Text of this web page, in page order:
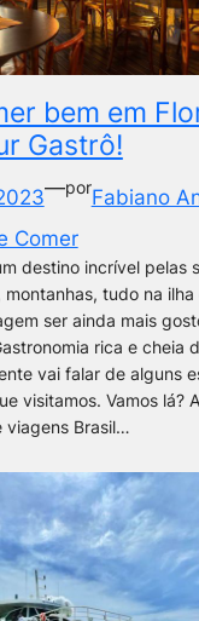
bem em
Gastrô!
—porFabiano
Comer
destino incrível pelas
montanhas, tudo na
ser ainda mais
rica e cheia
vai falar de alguns
visitamos. Vamos lá?
viagens Brasil…